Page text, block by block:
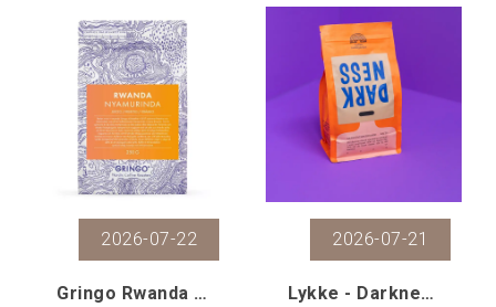
2026-07-22
Gringo Rwanda Nyamurinda, 250 g
2026-07-21
Lykke - Darkness, 500 gr